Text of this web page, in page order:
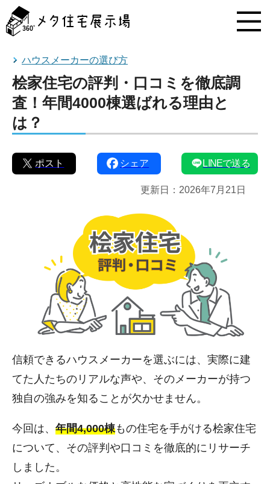
タ
住
ハウスメーカーの選び方
桧家住宅の評判・口コミを徹底調
査！年間4000棟選ばれる理由と
は？
ポスト シェア LINEで送る
更新日： 2026年7月21日
信頼できるハウスメーカーを選ぶには、実際に建
てた人たちのリアルな声や、そのメーカーが持つ
独自の強みを知ることが欠かせません。
今回は、 年間4,000棟もの住宅を手がける桧家住宅
について、その評判や口コミを徹底的にリサーチ
しました。